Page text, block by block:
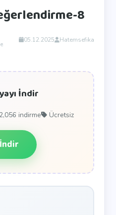
8
05.12.2025 Hatemsefika
İndir
2,056indirme Ücretsiz
İndir